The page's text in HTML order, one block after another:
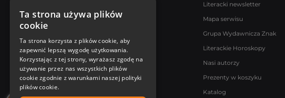
Poniedziałek - Piątek
8:00 - 18:00
[email protected]
Bądź z nami na bieżąco
Literacki newsletter
Mapa serwisu
Grupa Wydawnicza Znak
Literackie Horoskopy
Nasi autorzy
Prezenty w koszyku
Katalog
Ta strona używa plików
cookie
Ta strona korzysta z plików cookie, aby
zapewnić lepszą wygodę użytkowania.
Korzystając z tej strony, wyrażasz zgodę na
używanie przez nas wszystkich plików
cookie zgodnie z warunkami naszej polityki
plików cookie.